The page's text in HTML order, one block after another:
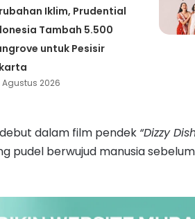
Iklim, Prudential
Tambah 5.500
untuk Pesisir
Agustus 2026
dalam film pendek “Dizzy
pudel berwujud manusia